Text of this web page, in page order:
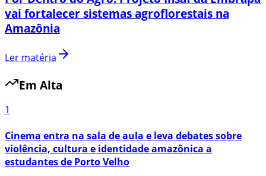
vai fortalecer sistemas agroflorestais na
Amazônia
Ler matéria
Em Alta
1
Cinema entra na sala de aula e leva debates sobre
violência, cultura e identidade amazônica a
estudantes de Porto Velho